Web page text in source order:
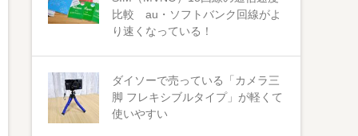
比較 au・ソフトバンク回線がよ
り速くなっている！
ダイソーで売っている「カメラ三
脚 フレキシブルタイプ」が軽くて
使いやすい